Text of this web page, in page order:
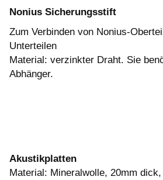
Nonius Sicherungsstift
Zum Verbinden von Nonius-
Unterteilen
Material: verzinkter Draht. Sie
Abhänger.
Akustikplatten
Material: Mineralwolle, 20mm